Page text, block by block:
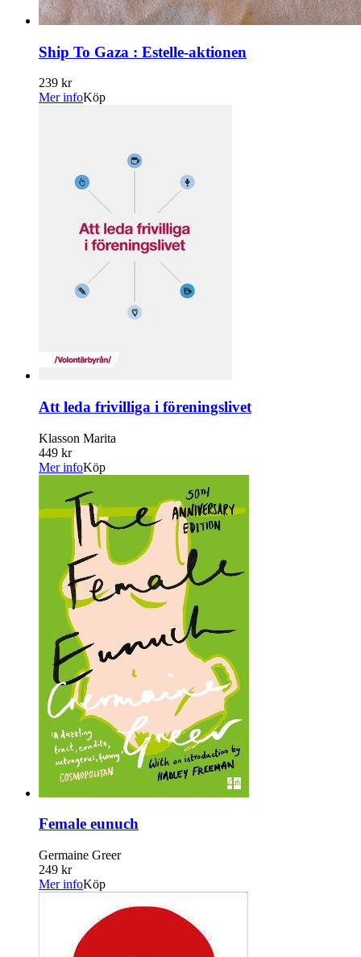
Ship To Gaza : Estelle-aktionen
239 kr
Mer infoKöp
Att leda frivilliga i föreningslivet
Klasson Marita
449 kr
Mer infoKöp
Female eunuch
Germaine Greer
249 kr
Mer infoKöp